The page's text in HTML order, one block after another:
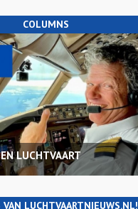
COLUMNS
LUCHTVAART
VAN LUCHTVAARTNIEUWS.NL!